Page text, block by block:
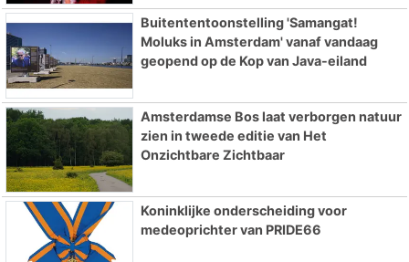
Buitententoonstelling 'Samangat!
Moluks in Amsterdam' vanaf vandaag
geopend op de Kop van Java-eiland
Amsterdamse Bos laat verborgen natuur
zien in tweede editie van Het
Onzichtbare Zichtbaar
Koninklijke onderscheiding voor
medeoprichter van PRIDE66